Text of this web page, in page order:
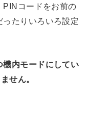
PINコードをお前の
ったりいろいろ設定
機内モードにしてい
せん。